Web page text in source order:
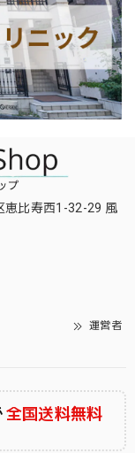
比寿西1-32-29 風
運営者
全国送料無料